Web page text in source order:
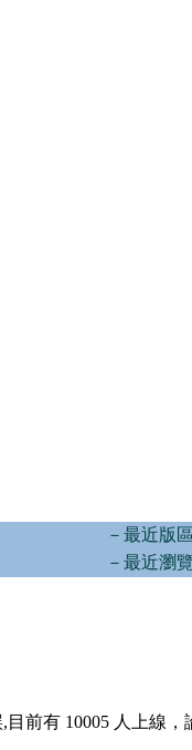
－最近版
－最近瀏
目前有 10005 人上線